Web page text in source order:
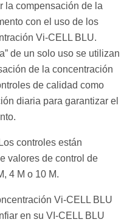
la compensación de la
con el uso de los
Vi-CELL BLU.
de un solo uso se utilizan
de la concentración
de calidad como
diaria para garantizar el
controles están
valores de control de
4 M o 10 M.
Vi-CELL BLU
en su VI-CELL BLU